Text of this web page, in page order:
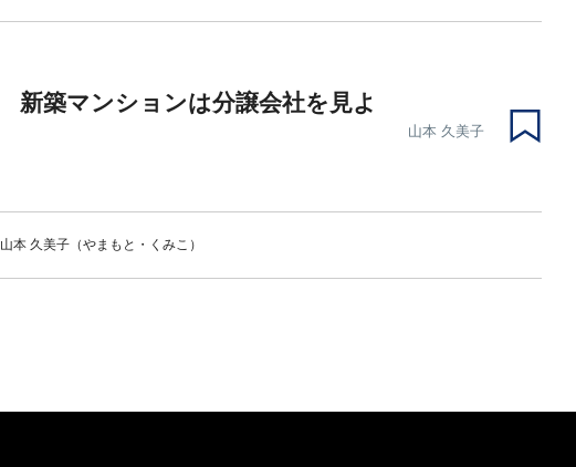
新築マンションは分譲会社を見よ
山本 久美子
山本 久美子（やまもと・くみこ）